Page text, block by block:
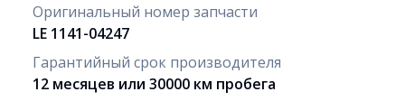
Оригинальный номер запчасти
LE 1141-04247
Гарантийный срок производителя
12 месяцев или 30000 км пробега